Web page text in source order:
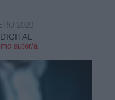
autor/a
2020